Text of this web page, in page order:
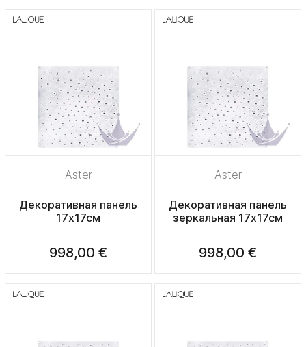
Aster
Декоративная панель
17х17см
998,00 €
Aster
Декоративная панель
зеркальная 17х17см
998,00 €